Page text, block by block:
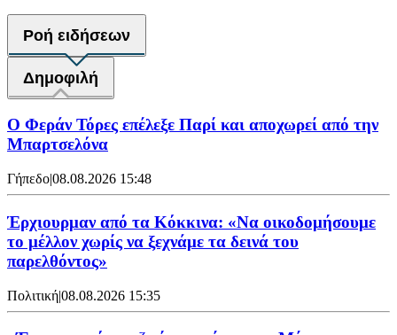
Ροή ειδήσεων
Δημοφιλή
Ο Φεράν Τόρες επέλεξε Παρί και αποχωρεί από την
Μπαρτσελόνα
Γήπεδο|08.08.2026 15:48
Έρχιουρμαν από τα Κόκκινα: «Να οικοδομήσουμε
το μέλλον χωρίς να ξεχνάμε τα δεινά του
παρελθόντος»
Πολιτική|08.08.2026 15:35